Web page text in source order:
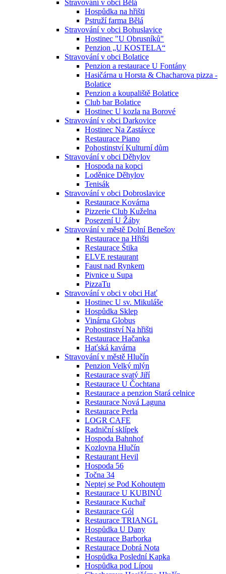
Stravování v obci Bělá
Hospůdka na hřišti
Pstruží farma Bělá
Stravování v obci Bohuslavice
Hostinec "U Obrusníků"
Penzion „U KOSTELA“
Stravování v obci Bolatice
Penzion a restaurace U Fontány
Hasičárna u Horsta & Chacharova pizza -
Bolatice
Penzion a koupaliště Bolatice
Club bar Bolatice
Hostinec U kozla na Borové
Stravování v obci Darkovice
Hostinec Na Zastávce
Restaurace Piano
Pohostinství Kulturní dům
Stravování v obci Děhylov
Hospoda na kopci
Loděnice Děhylov
Tenisák
Stravování v obci Dobroslavice
Restaurace Kovárna
Pizzerie Club Kuželna
Posezení U Žáby
Stravování v městě Dolní Benešov
Restaurace na Hřišti
Restaurace Štika
ELVE restaurant
Faust nad Rynkem
Pivnice u Supa
PizzaTu
Stravování v obci v obci Hať
Hostinec U sv. Mikuláše
Hospůdka Sklep
Vinárna Globus
Pohostinství Na hřišti
Restaurace Hačanka
Haťská kavárna
Stravování v městě Hlučín
Penzion Velký mlýn
Restaurace svatý Jiří
Restaurace U Čochtana
Restaurace a penzion Stará celnice
Restaurace Nová Laguna
Restaurace Perla
LOGR CAFE
Radniční sklípek
Hospoda Bahnhof
Kozlovna Hlučín
Restaurant Hevil
Hospoda 56
Točna 34
Neptej se Pod Kohoutem
Restaurace U KUBINŮ
Restaurace Kuchař
Restaurace Gól
Restaurace TRIANGL
Hospůdka U Dany
Restaurace Barborka
Restaurace Dobrá Nota
Hospůdka Poslední Kapka
Hospůdka pod Lípou